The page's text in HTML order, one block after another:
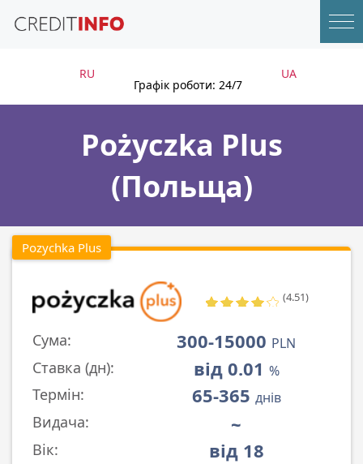
RU UA
Графік роботи: 24/7
Pożyczka Plus
(Польща)
Pozychka Plus
(4.51)
Сума: 300-15000 PLN
Ставка (дн): від 0.01 %
Термін: 65-365 днів
Видача: ~
Вік: від 18